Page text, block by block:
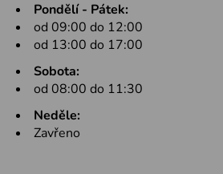
Pondělí - Pátek:
od 09:00 do 12:00
od 13:00 do 17:00
Sobota:
od 08:00 do 11:30
Neděle:
Zavřeno